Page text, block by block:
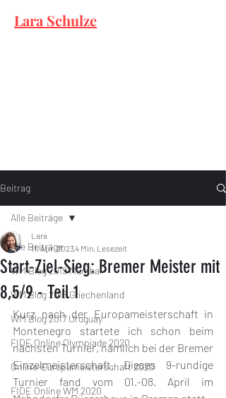
Lara Schulze
Beitrag
Alle Beiträge
WM Blog 2019 Mumbai
WM Blog 2018 Griechenland
WM Blog 2017 Uruguay
FIDE Online Olympiade 2020
Online-Europameisterschaft 2020
FIDE Online WM 2020
Alle Beiträge
Start-Ziel-Sieg: Bremer Meister mit
8,5/9 - Teil 1
Lara
11. Apr. 20234 Min. Lesezeit
Kurz nach der Europameisterschaft in
Montenegro startete ich schon beim
nächsten Turnier, nämlich bei der Bremer
Einzelmeisterschaft. Dieses 9-rundige
Turnier fand vom 01.-08. April im